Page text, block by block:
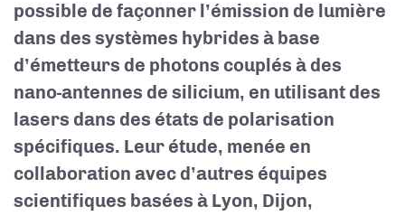
possible de façonner l’émission de lumière
dans des systèmes hybrides à base
d’émetteurs de photons couplés à des
nano-antennes de silicium, en utilisant des
lasers dans des états de polarisation
spécifiques. Leur étude, menée en
collaboration avec d’autres équipes
scientifiques basées à Lyon, Dijon,